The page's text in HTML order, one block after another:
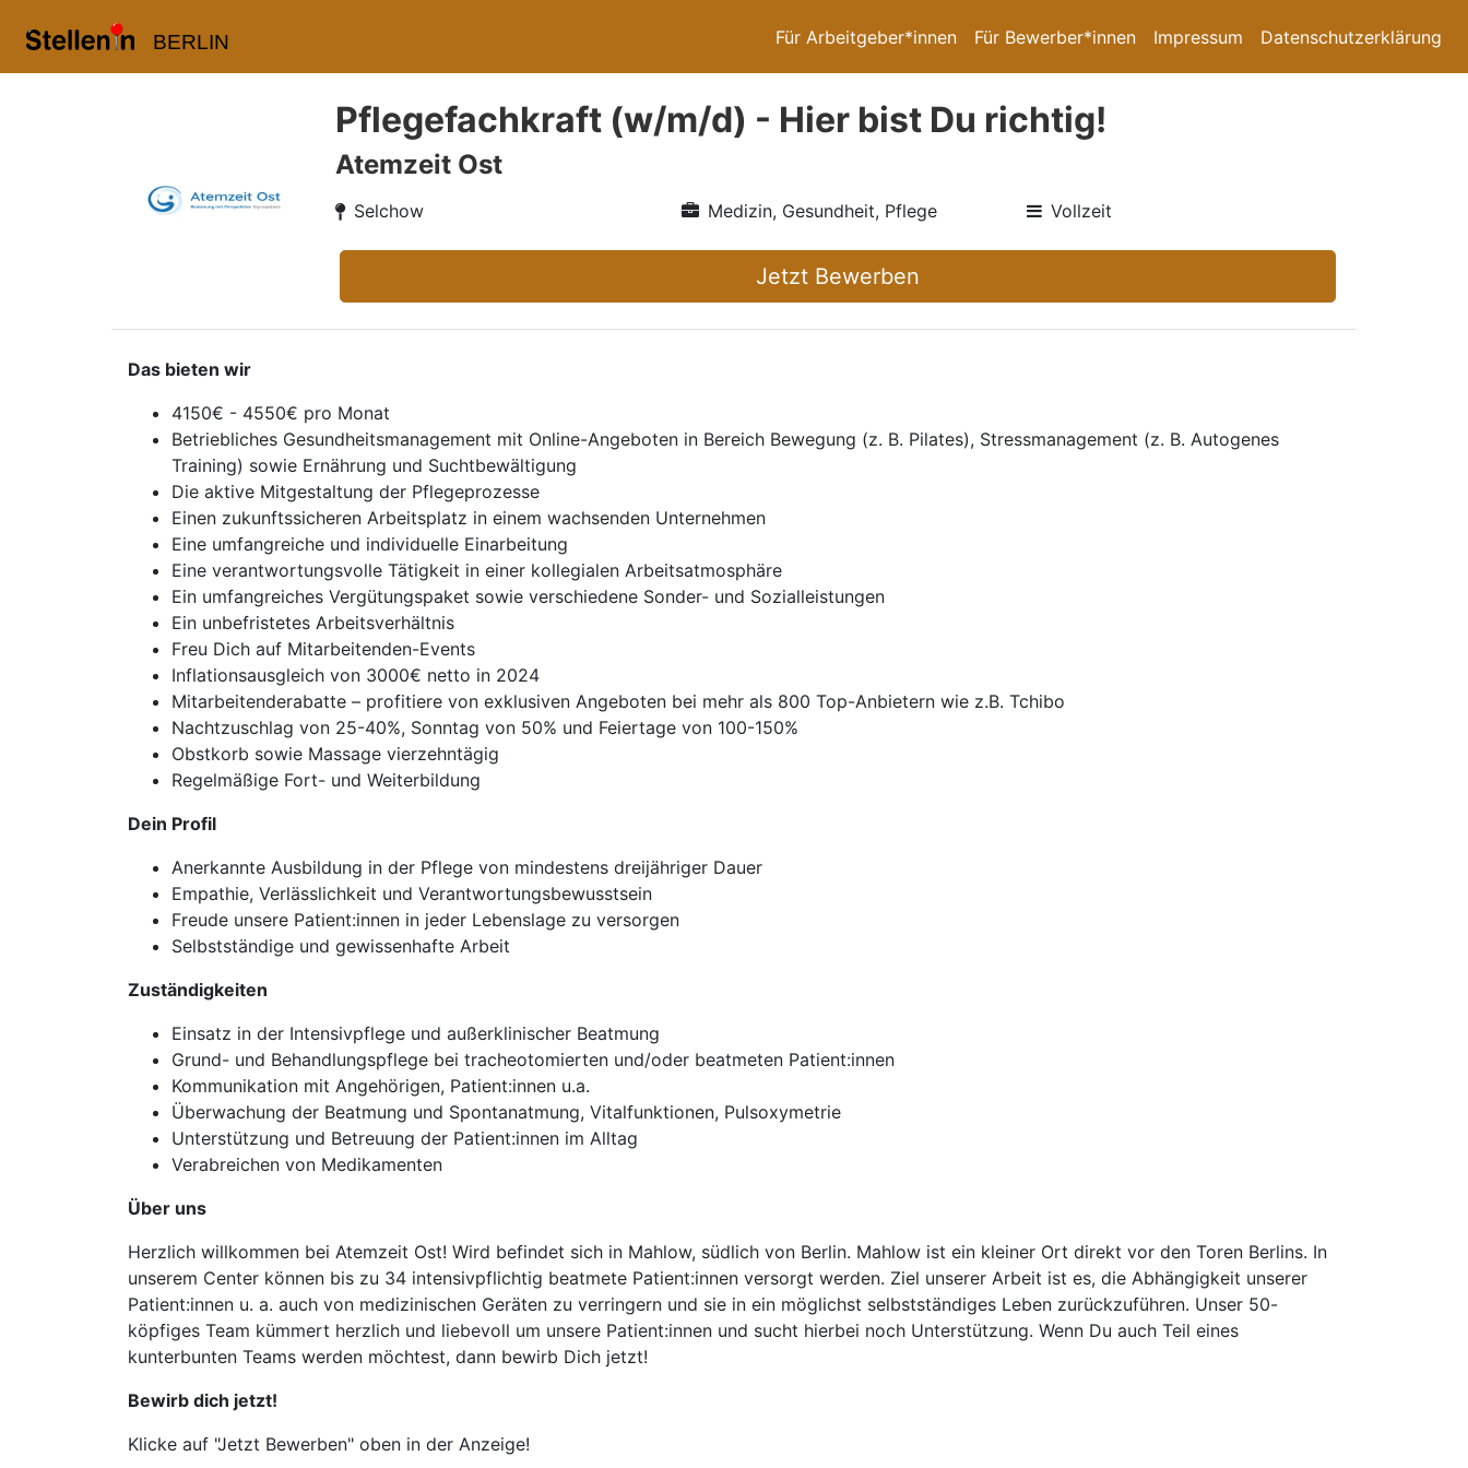
BERLIN Für Arbeitgeber*innen Für Bewerber*innen Impressum Datenschutzerklärung
Pflegefachkraft (w/m/d) - Hier bist Du richtig!
Atemzeit Ost
Selchow Medizin, Gesundheit, Pflege Vollzeit
Jetzt Bewerben
Das bieten wir
4150€ - 4550€ pro Monat
Betriebliches Gesundheitsmanagement mit Online-Angeboten in Bereich Bewegung (z. B. Pilates), Stressmanagement (z. B. Autogenes
Training) sowie Ernährung und Suchtbewältigung
Die aktive Mitgestaltung der Pflegeprozesse
Einen zukunftssicheren Arbeitsplatz in einem wachsenden Unternehmen
Eine umfangreiche und individuelle Einarbeitung
Eine verantwortungsvolle Tätigkeit in einer kollegialen Arbeitsatmosphäre
Ein umfangreiches Vergütungspaket sowie verschiedene Sonder- und Sozialleistungen
Ein unbefristetes Arbeitsverhältnis
Freu Dich auf Mitarbeitenden-Events
Inflationsausgleich von 3000€ netto in 2024
Mitarbeitenderabatte – profitiere von exklusiven Angeboten bei mehr als 800 Top-Anbietern wie z.B. Tchibo
Nachtzuschlag von 25-40%, Sonntag von 50% und Feiertage von 100-150%
Obstkorb sowie Massage vierzehntägig
Regelmäßige Fort- und Weiterbildung
Dein Profil
Anerkannte Ausbildung in der Pflege von mindestens dreijähriger Dauer
Empathie, Verlässlichkeit und Verantwortungsbewusstsein
Freude unsere Patient:innen in jeder Lebenslage zu versorgen
Selbstständige und gewissenhafte Arbeit
Zuständigkeiten
Einsatz in der Intensivpflege und außerklinischer Beatmung
Grund- und Behandlungspflege bei tracheotomierten und/oder beatmeten Patient:innen
Kommunikation mit Angehörigen, Patient:innen u.a.
Überwachung der Beatmung und Spontanatmung, Vitalfunktionen, Pulsoxymetrie
Unterstützung und Betreuung der Patient:innen im Alltag
Verabreichen von Medikamenten
Über uns
Herzlich willkommen bei Atemzeit Ost! Wird befindet sich in Mahlow, südlich von Berlin. Mahlow ist ein kleiner Ort direkt vor den Toren Berlins. In
unserem Center können bis zu 34 intensivpflichtig beatmete Patient:innen versorgt werden. Ziel unserer Arbeit ist es, die Abhängigkeit unserer
Patient:innen u. a. auch von medizinischen Geräten zu verringern und sie in ein möglichst selbstständiges Leben zurückzuführen. Unser 50-
köpfiges Team kümmert herzlich und liebevoll um unsere Patient:innen und sucht hierbei noch Unterstützung. Wenn Du auch Teil eines
kunterbunten Teams werden möchtest, dann bewirb Dich jetzt!
Bewirb dich jetzt!
Klicke auf "Jetzt Bewerben" oben in der Anzeige!